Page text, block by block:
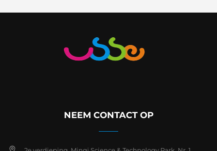
NEEM CONTACT OP